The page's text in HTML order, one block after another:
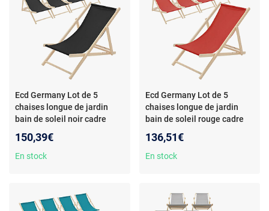
Ecd Germany Lot de 5
chaises longue de jardin
bain de soleil noir cadre
150,39€
En stock
Ecd Germany Lot de 5
chaises longue de jardin
bain de soleil rouge cadre
136,51€
En stock